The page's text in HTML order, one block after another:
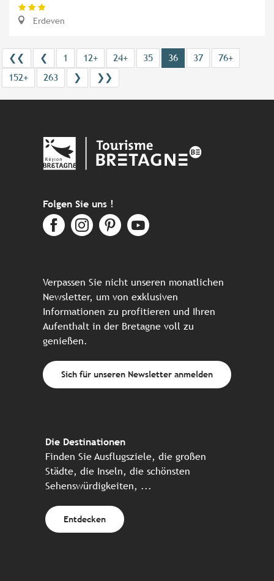
Erdeven
❮❮ ❮ 1 12+ 24+ 35 36 37
76+
152+
263 ❯ ❯❯
Folgen Sie uns !
Verpassen Sie nicht unseren monatlichen
Newsletter, um von exklusiven
Informationen zu profitieren und Ihren
Aufenthalt in der Bretagne voll zu
genießen.
Sich für unseren Newsletter anmelden
Die Destinationen
Finden Sie Ausflugsziele, die großen
Städte, die Inseln, die schönsten
Sehenswürdigkeiten, ...
Entdecken